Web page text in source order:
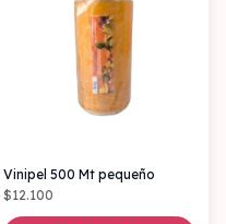
Vinipel 500 Mt pequeño
$12.100